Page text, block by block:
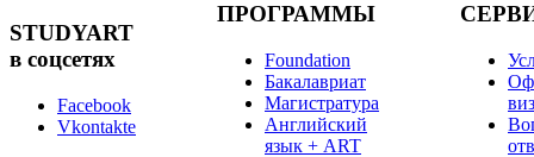
STUDYART
в соцсетях
Facebook
Vkontakte
ПРОГРАММЫ
Foundation
Бакалавриат
Магистратура
Английский
язык + ART